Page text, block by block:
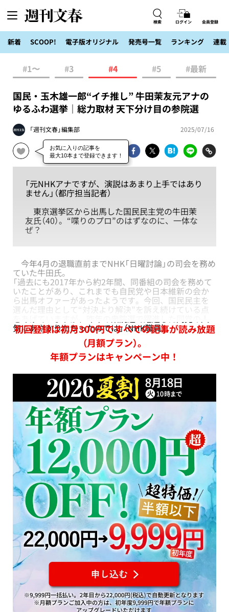
検索 ログイン 会員登録
新着 SCOOP! 電子版オリジナル 発売号一覧 ランキング 連載
#1〜 #3 #4 #5 #最新
国民・玉木雄一郎“イチ推し” 牛田茉友元アナの
ゆるふわ選挙｜総力取材 天下分け目の参院選
「週刊文春」編集部 2025/07/16
「元NHKアナですが、演説はあまり上手ではあり
ません」（都庁担当記者）
東京選挙区から出馬した国民民主党の牛田茉
友氏（40）。“喋りのプロ”のはずなのに、一体な
ぜ？
今年4月の退職直前までNHK「日曜討論」の司会を務め
ていた牛田氏。
「過去にも2017年から約2年間、同番組の司会を務めて
いたことがあり、これまでも自民党や日本維新の会か
ら出馬オファーがあったようです。今回、国民民主を
選んだ理由として“対決より解決”を訴え続けている点
気にあやかりたかったのでは」（NHK職員）
初回登録は初月300円ですべての記事が読み放題
（月額プラン）。
年額プランはキャンペーン中！